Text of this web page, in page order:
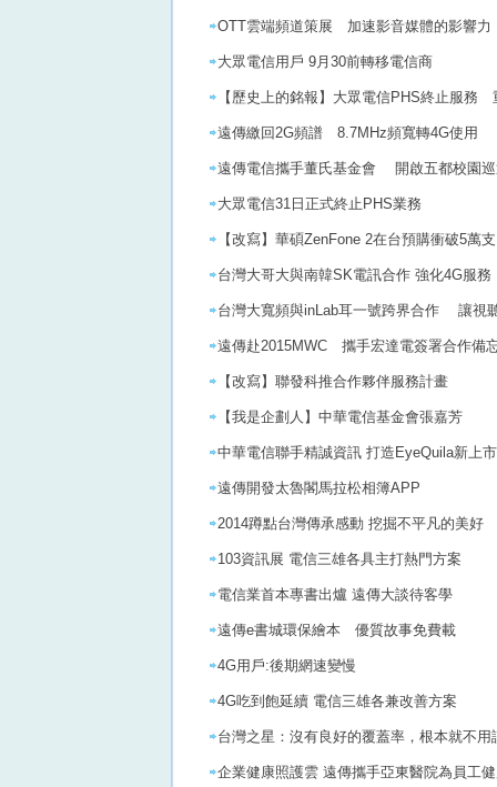
OTT雲端頻道策展 加速影音媒體的影響力
大眾電信用戶 9月30前轉移電信商
【歷史上的銘報】大眾電信PHS終止服務
遠傳繳回2G頻譜 8.7MHz頻寬轉4G使用
遠傳電信攜手董氏基金會 開啟五都校園
大眾電信31日正式終止PHS業務
【改寫】華碩ZenFone 2在台預購衝破5
台灣大哥大與南韓SK電訊合作 強化4G服務
台灣大寬頻與inLab耳一號跨界合作 讓視
遠傳赴2015MWC 攜手宏達電簽署合作備
【改寫】聯發科推合作夥伴服務計畫
【我是企劃人】中華電信基金會張嘉芳
中華電信聯手精誠資訊 打造EyeQuila新上市
遠傳開發太魯閣馬拉松相簿APP
2014蹲點台灣傳承感動 挖掘不平凡的美好
103資訊展 電信三雄各具主打熱門方案
電信業首本專書出爐 遠傳大談待客學
遠傳e書城環保繪本 優質故事免費載
4G用戶:後期網速變慢
4G吃到飽延續 電信三雄各兼改善方案
台灣之星：沒有良好的覆蓋率，根本就不用
企業健康照護雲 遠傳攜手亞東醫院為員工